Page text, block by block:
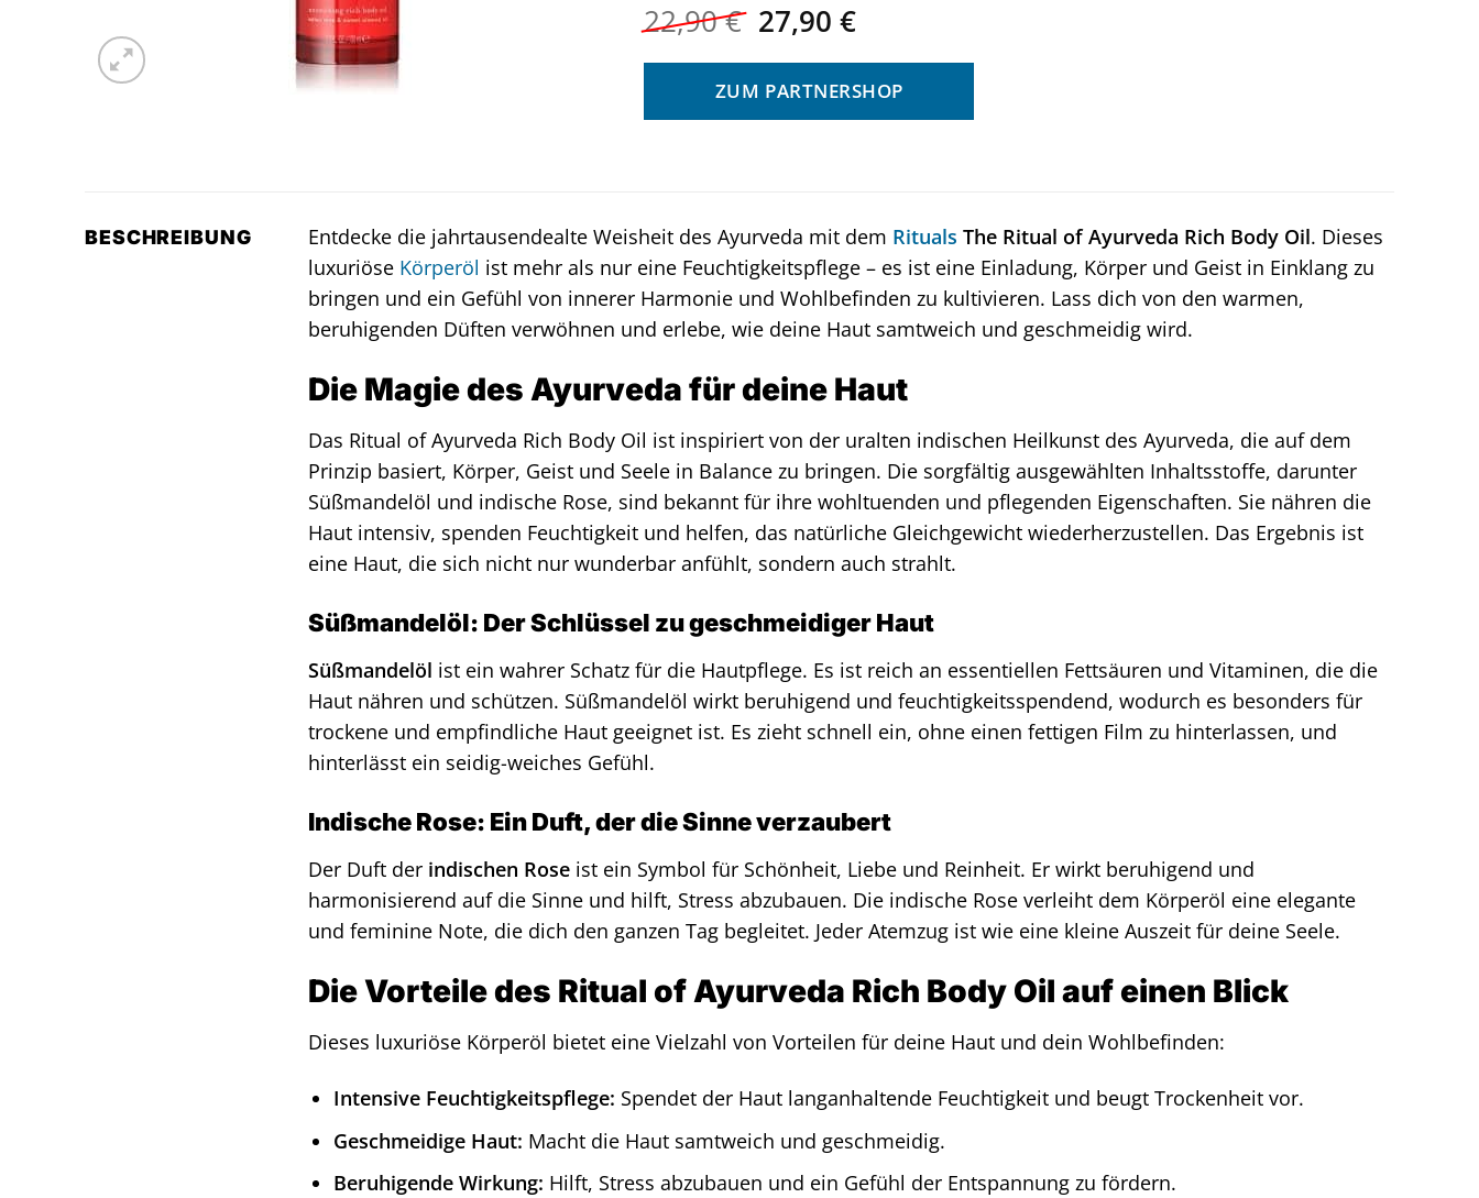
22,90€ Ursprünglicher
Preis
war:
22,90 €
27,90€Aktueller
ist:
27,90 €.
ZUM PARTNERSHOP
BESCHREIBUNG Entdecke die jahrtausendealte Weisheit des Ayurveda mit dem Rituals The Ritual of Ayurveda Rich Body Oil. Dieses
luxuriöse Körperöl ist mehr als nur eine Feuchtigkeitspflege – es ist eine Einladung, Körper und Geist in Einklang zu
bringen und ein Gefühl von innerer Harmonie und Wohlbefinden zu kultivieren. Lass dich von den warmen,
beruhigenden Düften verwöhnen und erlebe, wie deine Haut samtweich und geschmeidig wird.
Die Magie des Ayurveda für deine Haut
Das Ritual of Ayurveda Rich Body Oil ist inspiriert von der uralten indischen Heilkunst des Ayurveda, die auf dem
Prinzip basiert, Körper, Geist und Seele in Balance zu bringen. Die sorgfältig ausgewählten Inhaltsstoffe, darunter
Süßmandelöl und indische Rose, sind bekannt für ihre wohltuenden und pflegenden Eigenschaften. Sie nähren die
Haut intensiv, spenden Feuchtigkeit und helfen, das natürliche Gleichgewicht wiederherzustellen. Das Ergebnis ist
eine Haut, die sich nicht nur wunderbar anfühlt, sondern auch strahlt.
Süßmandelöl: Der Schlüssel zu geschmeidiger Haut
Süßmandelöl ist ein wahrer Schatz für die Hautpflege. Es ist reich an essentiellen Fettsäuren und Vitaminen, die die
Haut nähren und schützen. Süßmandelöl wirkt beruhigend und feuchtigkeitsspendend, wodurch es besonders für
trockene und empfindliche Haut geeignet ist. Es zieht schnell ein, ohne einen fettigen Film zu hinterlassen, und
hinterlässt ein seidig-weiches Gefühl.
Indische Rose: Ein Duft, der die Sinne verzaubert
Der Duft der indischen Rose ist ein Symbol für Schönheit, Liebe und Reinheit. Er wirkt beruhigend und
harmonisierend auf die Sinne und hilft, Stress abzubauen. Die indische Rose verleiht dem Körperöl eine elegante
und feminine Note, die dich den ganzen Tag begleitet. Jeder Atemzug ist wie eine kleine Auszeit für deine Seele.
Die Vorteile des Ritual of Ayurveda Rich Body Oil auf einen Blick
Dieses luxuriöse Körperöl bietet eine Vielzahl von Vorteilen für deine Haut und dein Wohlbefinden:
Intensive Feuchtigkeitspflege: Spendet der Haut langanhaltende Feuchtigkeit und beugt Trockenheit vor.
Geschmeidige Haut: Macht die Haut samtweich und geschmeidig.
Beruhigende Wirkung: Hilft, Stress abzubauen und ein Gefühl der Entspannung zu fördern.